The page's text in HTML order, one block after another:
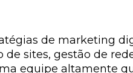
de marketing
sites, gestão de
equipe altamente